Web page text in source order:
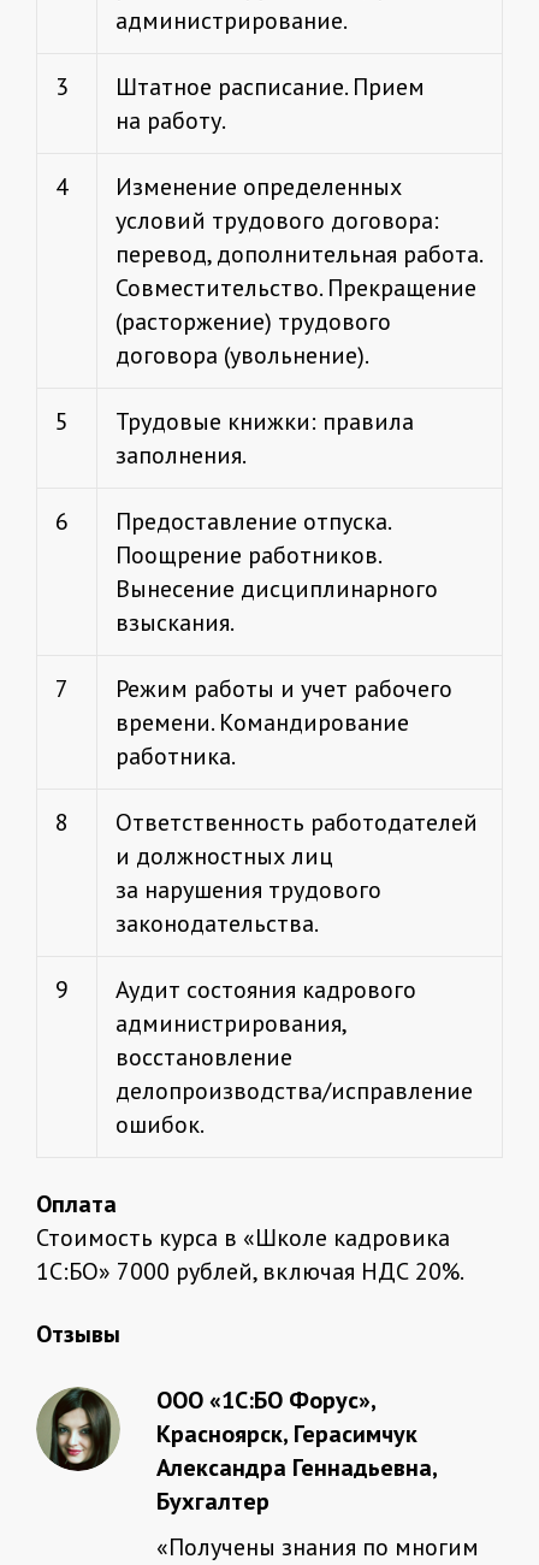
администрирование.
3
Штатное расписание. Прием
на работу.
4
Изменение определенных
условий трудового договора:
перевод, дополнительная работа.
Совместительство. Прекращение
(расторжение) трудового
договора (увольнение).
5
Трудовые книжки: правила
заполнения.
6
Предоставление отпуска.
Поощрение работников.
Вынесение дисциплинарного
взыскания.
7
Режим работы и учет рабочего
времени. Командирование
работника.
8
Ответственность работодателей
и должностных лиц
за нарушения трудового
законодательства.
9
Аудит состояния кадрового
администрирования,
восстановление
делопроизводства/исправление
ошибок.
Оплата
Стоимость курса в «Школе кадровика
1С:БО» 7000 рублей, включая НДС 20%.
Отзывы
ООО «1С:БО Форус»,
Красноярск, Герасимчук
Александра Геннадьевна,
Бухгалтер
«Получены знания по многим